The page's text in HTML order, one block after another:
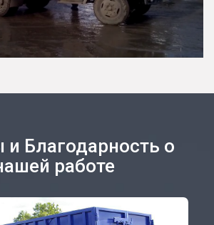
Благодарность о
работе